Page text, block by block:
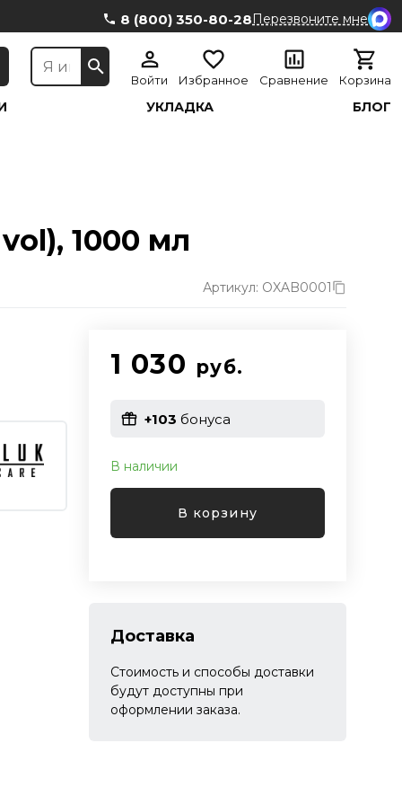
8 (800) 350-80-28Перезвоните мне
Войти Избранное Сравнение Корзина
УКЛАДКА БЛОГ
1000 мл
Артикул: OXAB0001
1 030 руб.
+103 бонуса
В наличии
В корзину
Доставка
Стоимость и способы доставки
будут доступны при
оформлении заказа.